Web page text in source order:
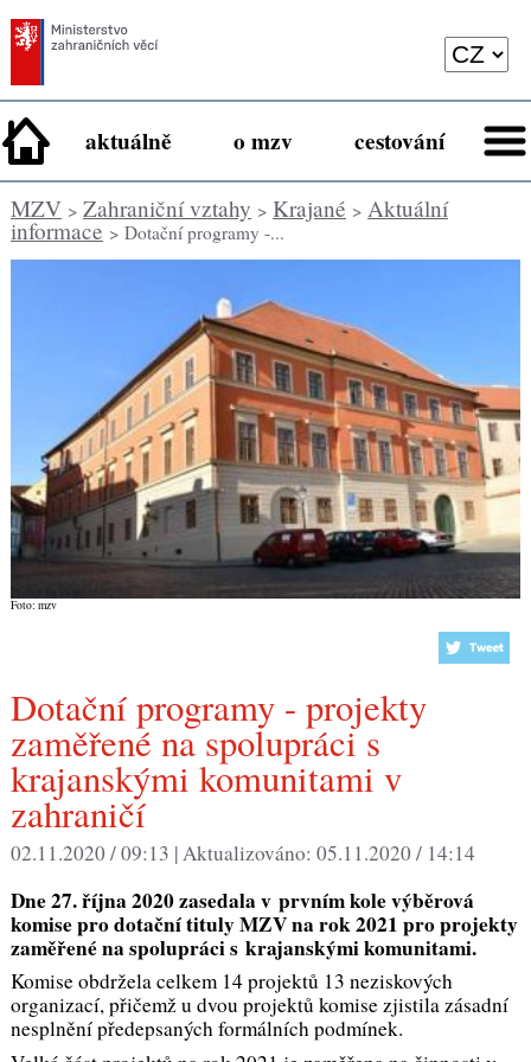
aktuálně o mzv cestování
MZV> Zahraniční vztahy > Krajané > Aktuální
informace > Dotační programy -...
Foto: mzv
Dotační programy - projekty
zaměřené na spolupráci s
krajanskými komunitami v
zahraničí
02.11.2020 / 09:13 |Aktualizováno: 05.11.2020 / 14:14
Dne 27. října 2020 zasedala v prvním kole výběrová
komise pro dotační tituly MZV na rok 2021 pro projekty
zaměřené na spolupráci s krajanskými komunitami.
Komise obdržela celkem 14 projektů 13 neziskových
organizací, přičemž u dvou projektů komise zjistila zásadní
nesplnění předepsaných formálních podmínek.